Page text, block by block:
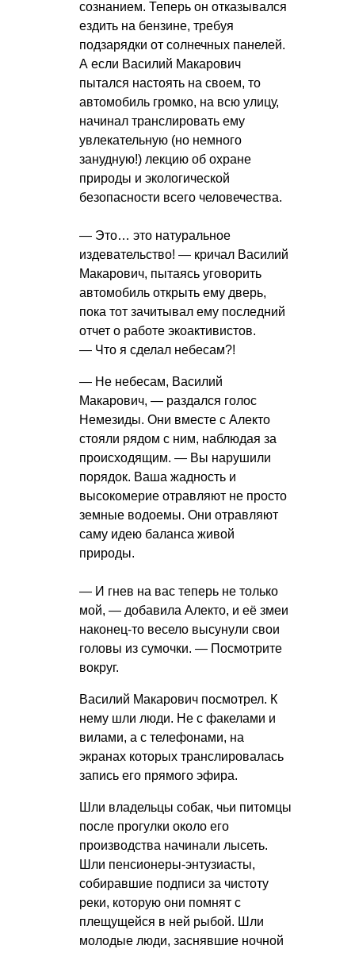
сознанием. Теперь он отказывался
ездить на бензине, требуя
подзарядки от солнечных панелей.
А если Василий Макарович
пытался настоять на своем, то
автомобиль громко, на всю улицу,
начинал транслировать ему
увлекательную (но немного
занудную!) лекцию об охране
природы и экологической
безопасности всего человечества.
— Это… это натуральное
издевательство! — кричал Василий
Макарович, пытаясь уговорить
автомобиль открыть ему дверь,
пока тот зачитывал ему последний
отчет о работе экоактивистов.
— Что я сделал небесам?!
— Не небесам, Василий
Макарович, — раздался голос
Немезиды. Они вместе с Алекто
стояли рядом с ним, наблюдая за
происходящим. — Вы нарушили
порядок. Ваша жадность и
высокомерие отравляют не просто
земные водоемы. Они отравляют
саму идею баланса живой
природы.
— И гнев на вас теперь не только
мой, — добавила Алекто, и её змеи
наконец-то весело высунули свои
головы из сумочки. — Посмотрите
вокруг.
Василий Макарович посмотрел. К
нему шли люди. Не с факелами и
вилами, а с телефонами, на
экранах которых транслировалась
запись его прямого эфира.
Шли владельцы собак, чьи питомцы
после прогулки около его
производства начинали лысеть.
Шли пенсионеры-энтузиасты,
собиравшие подписи за чистоту
реки, которую они помнят с
плещущейся в ней рыбой. Шли
молодые люди, заснявшие ночной